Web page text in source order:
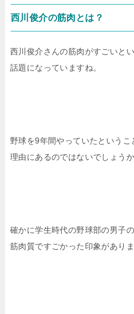
西川俊介の筋肉とは？
西川俊介さんの筋肉がすごいと
話題になっていますね。
野球を9年間やっていたというこ
理由にあるのではないでしょうか
確かに学生時代の野球部の男子
筋肉質ですごかった印象がありま